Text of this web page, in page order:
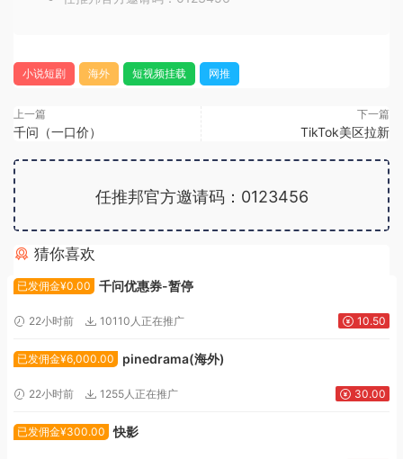
小说短剧 海外 短视频挂载 网推
上一篇
千问（一口价）
下一篇
TikTok美区拉新
任推邦官方邀请码：0123456
猜你喜欢
已发佣金¥0.00 千问优惠券-暂停
22小时前 10110人正在推广 10.50
已发佣金¥6,000.00 pinedrama(海外)
22小时前 1255人正在推广 30.00
已发佣金¥300.00 快影